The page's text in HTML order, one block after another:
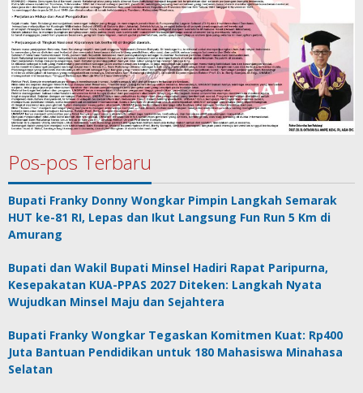
Pos-pos Terbaru
Bupati Franky Donny Wongkar Pimpin Langkah Semarak
HUT ke-81 RI, Lepas dan Ikut Langsung Fun Run 5 Km di
Amurang
Bupati dan Wakil Bupati Minsel Hadiri Rapat Paripurna,
Kesepakatan KUA-PPAS 2027 Diteken: Langkah Nyata
Wujudkan Minsel Maju dan Sejahtera
Bupati Franky Wongkar Tegaskan Komitmen Kuat: Rp400
Juta Bantuan Pendidikan untuk 180 Mahasiswa Minahasa
Selatan